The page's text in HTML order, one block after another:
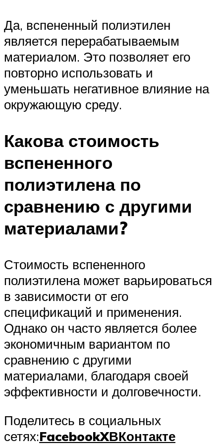
Да, вспененный полиэтилен
является перерабатываемым
материалом. Это позволяет его
повторно использовать и
уменьшать негативное влияние на
окружающую среду.
Какова стоимость
вспененного
полиэтилена по
сравнению с другими
материалами?
Стоимость вспененного
полиэтилена может варьироваться
в зависимости от его
спецификаций и применения.
Однако он часто является более
экономичным вариантом по
сравнению с другими
материалами, благодаря своей
эффективности и долговечности.
Поделитесь в социальных
сетях:FacebookXВКонтакте